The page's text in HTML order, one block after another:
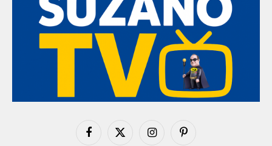
FacebookX
InstagramPinterest